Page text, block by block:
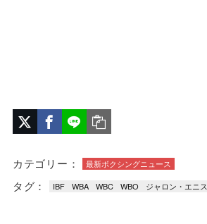
カテゴリー： 最新ボクシングニュース
タグ： IBF WBA WBC WBO ジャロン・エニス